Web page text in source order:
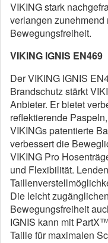
VIKING stark
verlangen zunehmend
Bewegungsfreiheit.
VIKING IGNIS EN469
Der VIKING IGNIS
Brandschutz stärkt
Anbieter. Er bietet
reflektierende
VIKINGs patentierte
verbessert die
VIKING Pro
und Flexibilität.
Die leicht
Bewegungsfreiheit
IGNIS kann mit
Taille für maximalen